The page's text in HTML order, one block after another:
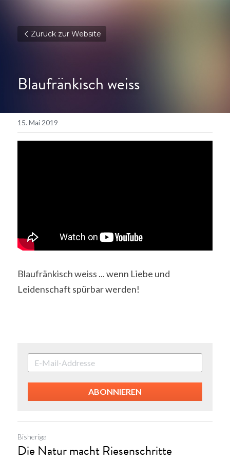
Zurück zur Website
Blaufränkisch weiss
15. Mai 2019
Blaufränkisch weiss ... wenn Liebe und
Leidenschaft spürbar werden!
ABONNIEREN
Bisherige
Die Natur macht Riesenschritte